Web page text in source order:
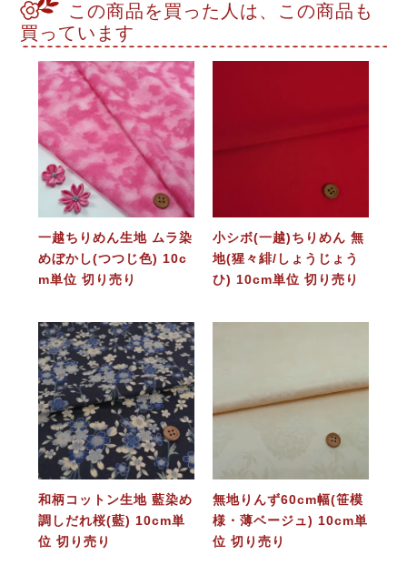
この商品を買った人は、この商品も
買っています
一越ちりめん生地 ムラ染
めぼかし(つつじ色) 10c
m単位 切り売り
小シボ(一越)ちりめん 無
地(猩々緋/しょうじょう
ひ) 10cm単位 切り売り
和柄コットン生地 藍染め
調しだれ桜(藍) 10cm単
位 切り売り
無地りんず60cm幅(笹模
様・薄ベージュ) 10cm単
位 切り売り